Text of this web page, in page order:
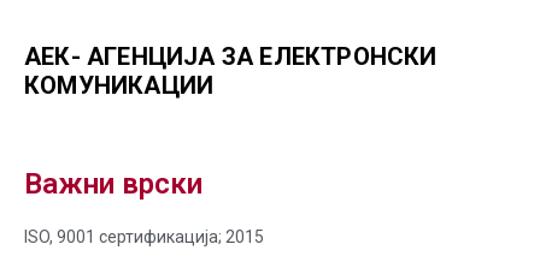
АЕК- АГЕНЦИЈА ЗА ЕЛЕКТРОНСКИ
КОМУНИКАЦИИ
Важни врски
ISO, 9001 сертификација; 2015